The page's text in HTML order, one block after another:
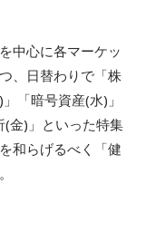
中心に各マーケッ
、日替わりで「株
「暗号資産(水)」
(金)」といった特集
和らげるべく「健